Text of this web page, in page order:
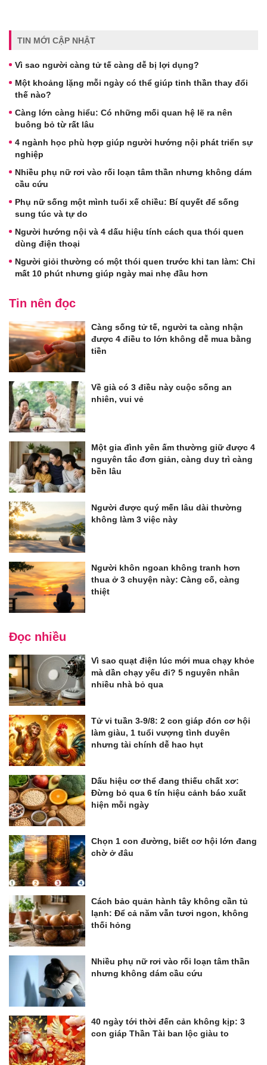
TIN MỚI CẬP NHẬT
Vì sao người càng tử tế càng dễ bị lợi dụng?
Một khoảng lặng mỗi ngày có thể giúp tinh thần thay đổi
thế nào?
Càng lớn càng hiểu: Có những mối quan hệ lẽ ra nên
buông bỏ từ rất lâu
4 ngành học phù hợp giúp người hướng nội phát triển sự
nghiệp
Nhiều phụ nữ rơi vào rối loạn tâm thần nhưng không dám
cầu cứu
Phụ nữ sống một mình tuổi xế chiều: Bí quyết để sống
sung túc và tự do
Người hướng nội và 4 dấu hiệu tính cách qua thói quen
dùng điện thoại
Người giỏi thường có một thói quen trước khi tan làm: Chỉ
mất 10 phút nhưng giúp ngày mai nhẹ đầu hơn
Tin nên đọc
Càng sống tử tế, người ta càng nhận
được 4 điều to lớn không dễ mua bằng
tiền
Về già có 3 điều này cuộc sống an
nhiên, vui vẻ
Một gia đình yên ấm thường giữ được 4
nguyên tắc đơn giản, càng duy trì càng
bền lâu
Người được quý mến lâu dài thường
không làm 3 việc này
Người khôn ngoan không tranh hơn
thua ở 3 chuyện này: Càng cố, càng
thiệt
Đọc nhiều
Vì sao quạt điện lúc mới mua chạy khỏe
mà dần chạy yếu đi? 5 nguyên nhân
nhiều nhà bỏ qua
Tử vi tuần 3-9/8: 2 con giáp đón cơ hội
làm giàu, 1 tuổi vượng tình duyên
nhưng tài chính dễ hao hụt
Dấu hiệu cơ thể đang thiếu chất xơ:
Đừng bỏ qua 6 tín hiệu cảnh báo xuất
hiện mỗi ngày
Chọn 1 con đường, biết cơ hội lớn đang
chờ ở đâu
Cách bảo quản hành tây không cần tủ
lạnh: Để cả năm vẫn tươi ngon, không
thối hỏng
Nhiều phụ nữ rơi vào rối loạn tâm thần
nhưng không dám cầu cứu
40 ngày tới thời đến cản không kịp: 3
con giáp Thần Tài ban lộc giàu to